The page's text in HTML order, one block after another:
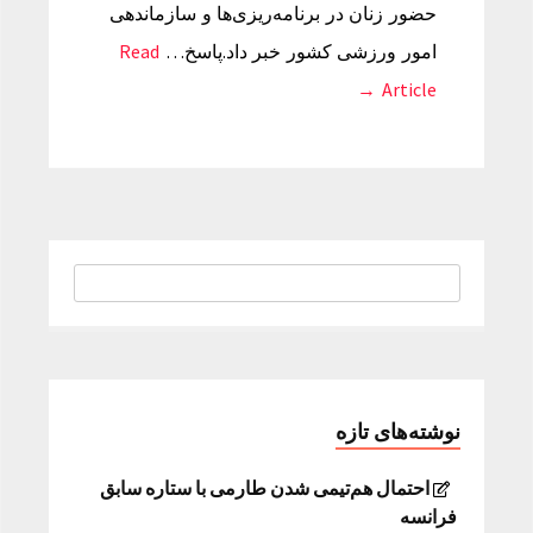
حضور زنان در برنامه‌ریزی‌ها و سازماندهی
امور ورزشی کشور خبر داد.پاسخ… Read
Article →
نوشته‌های تازه
احتمال هم‌تیمی شدن طارمی با ستاره سابق
فرانسه